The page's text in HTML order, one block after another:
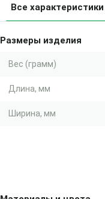
Все характеристики
Размеры изделия
Вес (грамм)
Длина, мм
Ширина, мм